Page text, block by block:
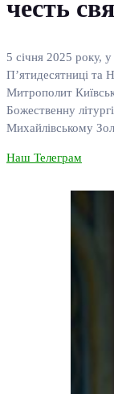
честь
5 січня 2025 року,
П’ятидесятниці та
Митрополит
Божественну
Михайлівському
Наш Телеграм